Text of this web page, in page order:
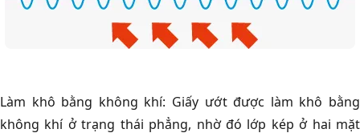
Làm khô bằng không khí: Giấy ướt được làm khô bằng
không khí ở trạng thái phẳng, nhờ đó lớp kép ở hai mặt